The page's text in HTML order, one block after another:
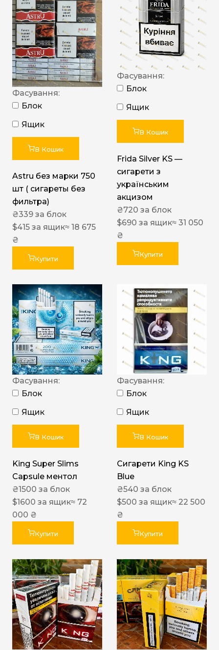
Фасування:
Блок
Ящик
В Кошик
Astru без марки 750
шт ( сигареты без
фильтра)
₴339 за блок
$415 за ящик≈ 18 675
₴
Купити
Фасування:
Блок
Ящик
В Кошик
Frida Silver KS —
сигарети з
українським
акцизом
₴720 за блок
$690 за ящик≈ 31 050
₴
Купити
Фасування:
Блок
Ящик
В Кошик
King Super Slims
Capsule ментол
₴1500 за блок
$1600 за ящик≈ 72
000 ₴
Купити
Фасування:
Блок
Ящик
В Кошик
Сигарети King KS
Blue
₴540 за блок
$500 за ящик≈ 22 500
₴
Купити